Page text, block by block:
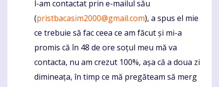
l-am contactat prin e-mailul său
(pristbacasim2000@gmail.com), a spus el mie
ce trebuie să fac ceea ce am făcut și mi-a
promis că în 48 de ore soțul meu mă va
contacta, nu am crezut 100%, așa că a doua zi
dimineața, în timp ce mă pregăteam să merg